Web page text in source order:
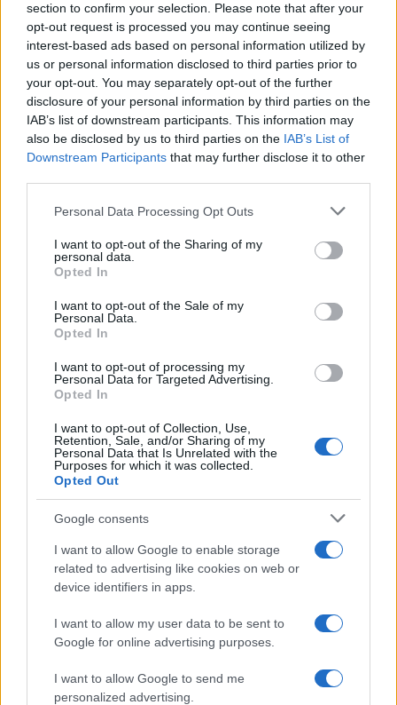
section to confirm your selection. Please note that after your
opt-out request is processed you may continue seeing
interest-based ads based on personal information utilized by
us or personal information disclosed to third parties prior to
your opt-out. You may separately opt-out of the further
disclosure of your personal information by third parties on the
IAB’s list of downstream participants. This information may
also be disclosed by us to third parties on the IAB’s List of
Downstream Participants that may further disclose it to other
Please note that this website/app uses one or more Google
not limited to your visit or usage behaviour. You may click to
grant or deny consent to Google and its third-party tags to
use your data for below specified purposes in below Google
consent section.
Personal Data Processing Opt Outs
I want to opt-out of the Sharing of my
personal data.
Opted In
I want to opt-out of the Sale of my
Personal Data.
Opted In
I want to opt-out of processing my
Personal Data for Targeted Advertising.
Opted In
I want to opt-out of Collection, Use,
Retention, Sale, and/or Sharing of my
Personal Data that Is Unrelated with the
Purposes for which it was collected.
Opted Out
Google consents
I want to allow Google to enable storage
related to advertising like cookies on web or
device identifiers in apps.
I want to allow my user data to be sent to
Google for online advertising purposes.
I want to allow Google to send me
personalized advertising.
MOEDAS CRIPTOGRÁFICAS
Técnicas de gestão de risco para investidores em criptomoedas
Rafael Oliveira · 7 ago 2026
COTAÇÕES CRYPTO
Kinza Babylon Staked BTC
(KBTC)
(PAXG)
(JDB)
kpk ETH Prime
(KPK ETH PRIME)
$2,034.90